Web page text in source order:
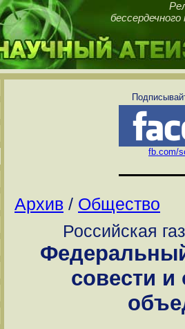
fb.com/
Архив / Общество
Российская
совести и